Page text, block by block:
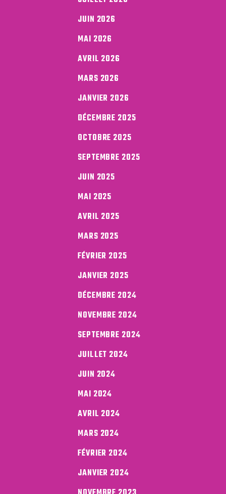
JUIN 2026
MAI 2026
AVRIL 2026
MARS 2026
JANVIER 2026
DÉCEMBRE 2025
OCTOBRE 2025
SEPTEMBRE 2025
JUIN 2025
MAI 2025
AVRIL 2025
MARS 2025
FÉVRIER 2025
JANVIER 2025
DÉCEMBRE 2024
NOVEMBRE 2024
SEPTEMBRE 2024
JUILLET 2024
JUIN 2024
MAI 2024
AVRIL 2024
MARS 2024
FÉVRIER 2024
JANVIER 2024